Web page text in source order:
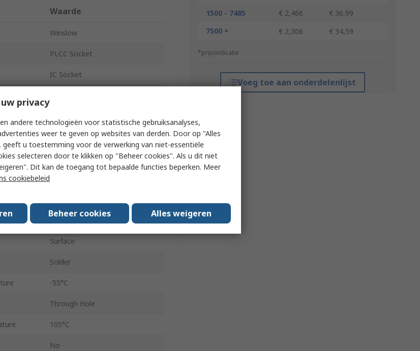
1500 - 7485
€ 2,466
€ 36,99
7500 +
€ 2,306 € 34,59
*prijsindicatie
Voeg toe aan onderdelenlijst
Waarde
Winslow
PLCC Socket
IC Socket
100.0, 150.0V
1.27mm
Surface
Solder
-55°C
Through Hole
105°C
No
privacy
andere technologieën voor statistische gebruiksanalyses,
weer te geven op websites van derden. Door op "Alles
geeft u toestemming voor de verwerking van niet-essentiële
selecteren door te klikken op "Beheer cookies". Als u dit niet
Dit kan de toegang tot bepaalde functies beperken. Meer
cookiebeleid
Beheer cookies Alles weigeren